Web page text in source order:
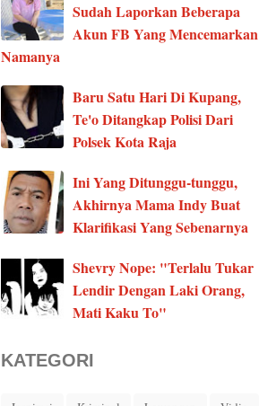
Sudah Laporkan Beberapa
Akun FB Yang Mencemarkan
Namanya
Baru Satu Hari Di Kupang,
Te'o Ditangkap Polisi Dari
Polsek Kota Raja
Ini Yang Ditunggu-tunggu,
Akhirnya Mama Indy Buat
Klarifikasi Yang Sebenarnya
Shevry Nope: "Terlalu Tukar
Lendir Dengan Laki Orang,
Mati Kaku To"
KATEGORI